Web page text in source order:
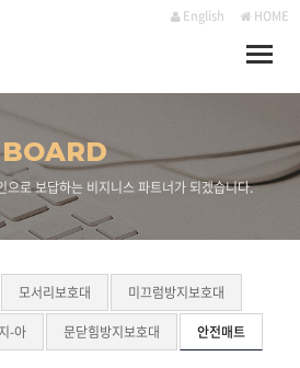
English HOME
Toggle
BOARD
으로 보답하는 비지니스 파트너가 되겠습니다.
모서리보호대
미끄럼방지보호대
-아 문닫힘방지보호대 안전매트